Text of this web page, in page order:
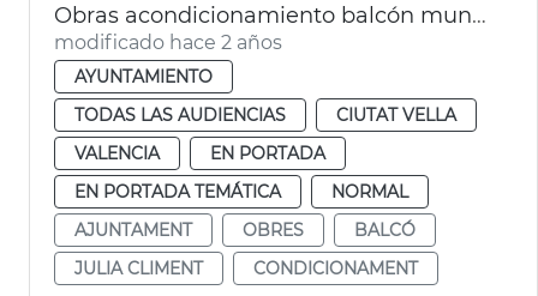
Obras acondicionamiento balcón municipal
modificado hace 2 años
AYUNTAMIENTO
TODAS LAS AUDIENCIAS
CIUTAT VELLA
VALENCIA
EN PORTADA
EN PORTADA TEMÁTICA
NORMAL
AJUNTAMENT
OBRES
BALCÓ
JULIA CLIMENT
CONDICIONAMENT